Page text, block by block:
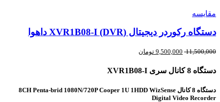
مقایسه
دستگاه رکوردر دیجیتال (XVR1B08-I (DVR داهوا
11,500,000
9,500,000 تومان
دستگاه 8 کانال سری XVR1B08-I
دستگاه 8 کانال
8CH Penta-brid 1080N/720P Cooper 1U 1HDD WizSense
Digital Video Recorder